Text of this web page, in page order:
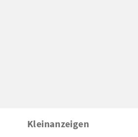
Kleinanzeigen